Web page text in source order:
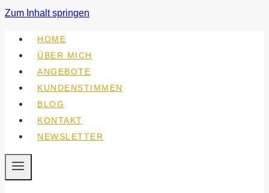
Zum Inhalt springen
HOME
ÜBER MICH
ANGEBOTE
KUNDENSTIMMEN
BLOG
KONTAKT
NEWSLETTER